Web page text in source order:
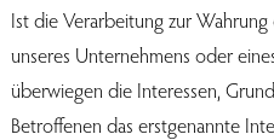
Ist die Verarbeitung zur
unseres Unternehmens oder
überwiegen die Interessen,
Betroffenen das erstgenannte